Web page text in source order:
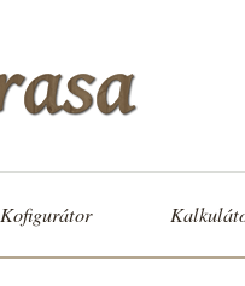
Kofigurátor